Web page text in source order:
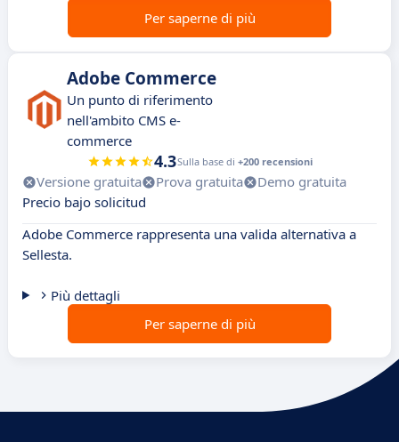
Per saperne di più
Adobe Commerce
Un punto di riferimento
nell'ambito CMS e-
commerce
4.3Sulla base di +200 recensioni
Versione gratuita Prova gratuita
Demo gratuita
Precio bajo solicitud
Adobe Commerce rappresenta una valida alternativa a
Sellesta.
Più dettagli
Per saperne di più